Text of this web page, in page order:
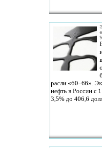
расли «60−66».
нефть в России с
3,5% до 406,6